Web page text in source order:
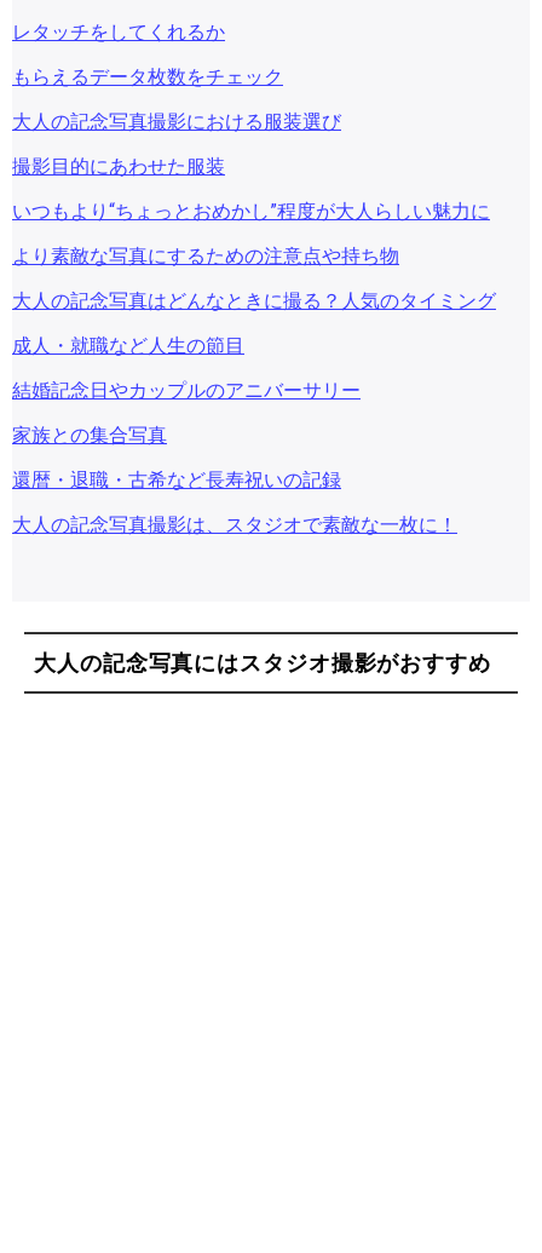
レタッチをしてくれるか
もらえるデータ枚数をチェック
大人の記念写真撮影における服装選び
撮影目的にあわせた服装
いつもより“ちょっとおめかし”程度が大人らしい魅力に
より素敵な写真にするための注意点や持ち物
大人の記念写真はどんなときに撮る？人気のタイミング
成人・就職など人生の節目
結婚記念日やカップルのアニバーサリー
家族との集合写真
還暦・退職・古希など長寿祝いの記録
大人の記念写真撮影は、スタジオで素敵な一枚に！
大人の記念写真にはスタジオ撮影がおすすめ